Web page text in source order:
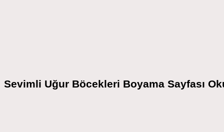
Sevimli Uğur Böcekleri Boyama Sayfası